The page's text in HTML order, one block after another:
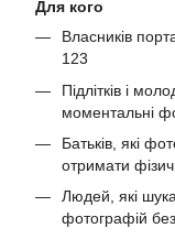
Для кого
Власників
123
Підлітків і
моментальні
Батьків, які
отримати
Людей, які
фотографій